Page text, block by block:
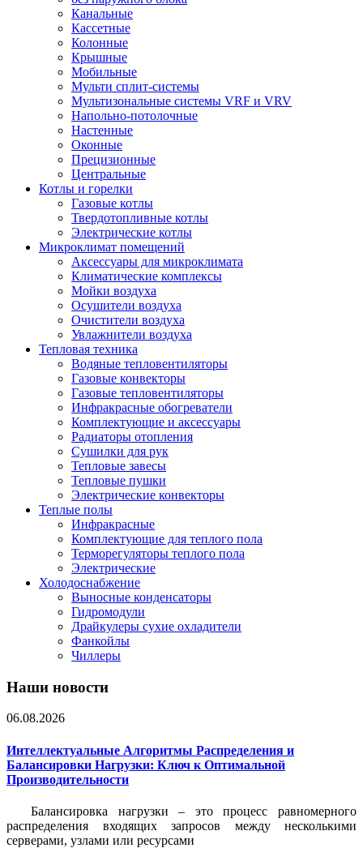
Канальные
Кассетные
Колонные
Крышные
Мобильные
Мульти сплит-системы
Мультизональные системы VRF и VRV
Напольно-потолочные
Настенные
Оконные
Прецизионные
Центральные
Котлы и горелки
Газовые котлы
Твердотопливные котлы
Электрические котлы
Микроклимат помещений
Аксессуары для микроклимата
Климатические комплексы
Мойки воздуха
Осушители воздуха
Очистители воздуха
Увлажнители воздуха
Тепловая техника
Водяные тепловентиляторы
Газовые конвекторы
Газовые тепловентиляторы
Инфракрасные обогреватели
Комплектующие и аксессуары
Радиаторы отопления
Сушилки для рук
Тепловые завесы
Тепловые пушки
Электрические конвекторы
Теплые полы
Инфракрасные
Комплектующие для теплого пола
Терморегуляторы теплого пола
Электрические
Холодоснабжение
Выносные конденсаторы
Гидромодули
Драйкулеры сухие охладители
Фанкойлы
Чиллеры
Наши новости
06.08.2026
Интеллектуальные Алгоритмы Распределения и
Балансировки Нагрузки: Ключ к Оптимальной
Производительности
Балансировка нагрузки – это процесс равномерного
распределения входящих запросов между несколькими
серверами, узлами или ресурсами